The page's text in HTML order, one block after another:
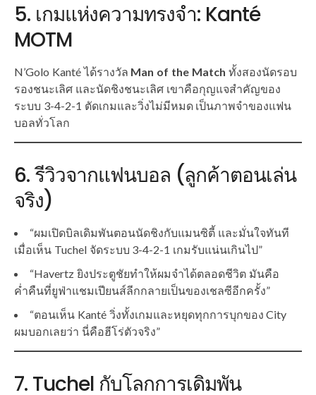
5. เกมแห่งความทรงจำ: Kanté
MOTM
N’Golo Kanté ได้รางวัล Man of the Match ทั้งสองนัดรอบ
รองชนะเลิศ และนัดชิงชนะเลิศ เขาคือกุญแจสำคัญของ
ระบบ 3-4-2-1 ตัดเกมและวิ่งไม่มีหมด เป็นภาพจำของแฟน
บอลทั่วโลก
6. รีวิวจากแฟนบอล (ลูกค้าตอนเล่น
จริง)
“ผมเปิดบิลเดิมพันตอนนัดชิงกับแมนซิตี้ และมั่นใจทันที
เมื่อเห็น Tuchel จัดระบบ 3-4-2-1 เกมรับแน่นเกินไป”
“Havertz ยิงประตูชัยทำให้ผมจำได้ตลอดชีวิต มันคือ
ค่ำคืนที่ยูฟ่าแชมเปียนส์ลีกกลายเป็นของเชลซีอีกครั้ง”
“ตอนเห็น Kanté วิ่งทั้งเกมและหยุดทุกการบุกของ City
ผมบอกเลยว่า นี่คือฮีโร่ตัวจริง”
7. Tuchel กับโลกการเดิมพัน